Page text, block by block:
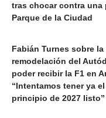
tras chocar contra una
Parque de la Ciudad
Fabián Turnes sobre la
remodelación del
poder recibir la F1 en
“Intentamos tener ya
principio de 2027 listo”